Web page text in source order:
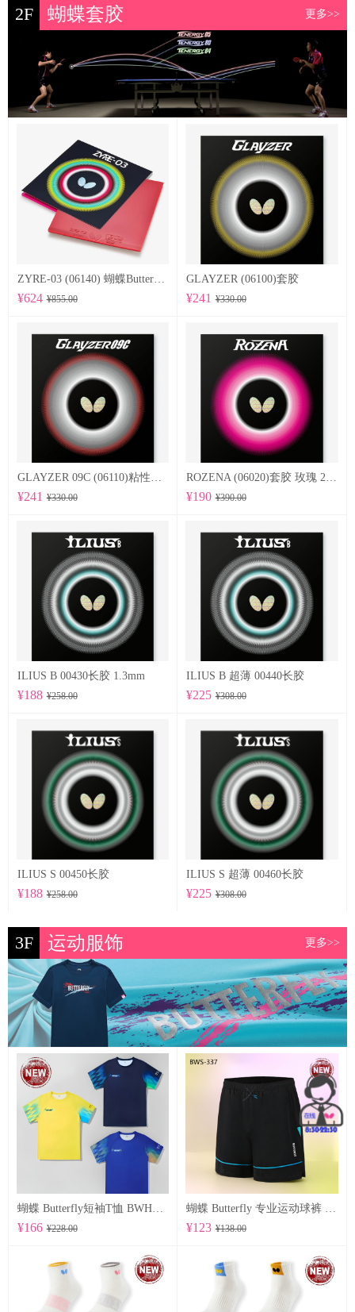
2F 蝴蝶套胶 更多>>
ZYRE-03 (06140) 蝴蝶Butterfly 专业反胶套胶
¥624 ¥855.00
GLAYZER (06100)套胶
¥241 ¥330.00
GLAYZER 09C (06110)粘性套胶
¥241 ¥330.00
ROZENA (06020)套胶 玫瑰 2.1mm
¥190 ¥390.00
ILIUS B 00430长胶 1.3mm
¥188 ¥258.00
ILIUS B 超薄 00440长胶
¥225 ¥308.00
ILIUS S 00450长胶
¥188 ¥258.00
ILIUS S 超薄 00460长胶
¥225 ¥308.00
3F 运动服饰 更多>>
蝴蝶 Butterfly短袖T恤 BWH850
¥166 ¥228.00 ¥123 ¥138.00